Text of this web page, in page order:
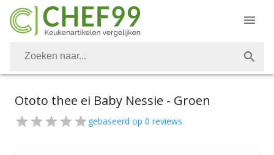
Ototo thee ei Baby Nessie - Groen
gebaseerd op 0 reviews